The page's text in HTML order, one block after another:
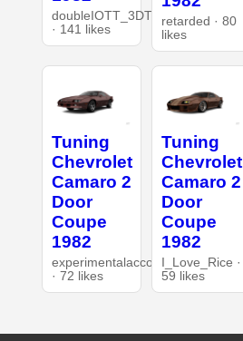
doubleIOTT_3DT
· 141 likes
retarded · 80
likes
Tuning
Chevrolet
Camaro 2
Door
Coupe
1982
experimentalaccount
· 72 likes
Tuning
Chevrolet
Camaro 2
Door
Coupe
1982
I_Love_Rice ·
59 likes